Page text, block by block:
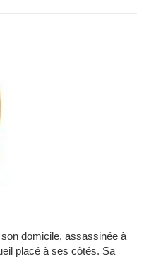
domicile, assassinée à
placé à ses côtés. Sa